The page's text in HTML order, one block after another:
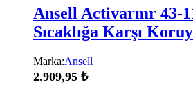
Ansell Activarmr 43-
Sıcaklığa Karşı
Marka:Ansell
2.909,95 ₺